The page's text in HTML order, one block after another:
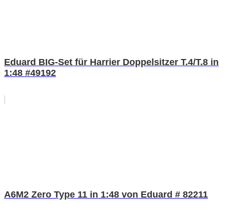
Eduard BIG-Set für Harrier Doppelsitzer T.4/T.8 in
1:48 #49192
A6M2 Zero Type 11 in 1:48 von Eduard # 82211